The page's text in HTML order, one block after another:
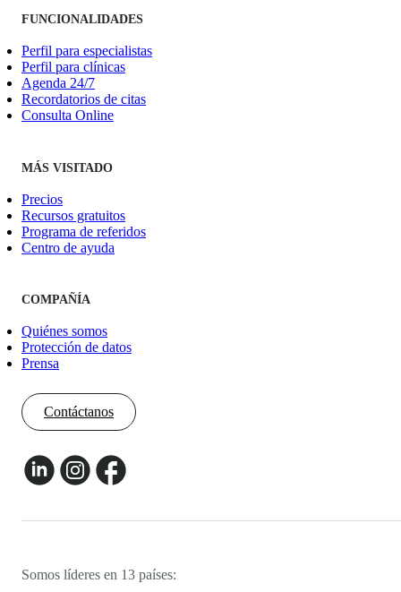
FUNCIONALIDADES
Perfil para especialistas
Perfil para clínicas
Agenda 24/7
Recordatorios de citas
Consulta Online
MÁS VISITADO
Precios
Recursos gratuitos
Programa de referidos
Centro de ayuda
COMPAÑÍA
Quiénes somos
Protección de datos
Prensa
Contáctanos
Somos líderes en 13 países: